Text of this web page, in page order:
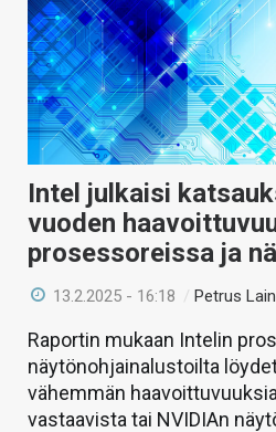
Intel julkaisi
vuoden
prosessoreissa ja
13.2.2025 - 16:18 /Petrus
Raportin mukaan Intelin
näytönohjainalustoilta
vähemmän
vastaavista tai NVIDIAn